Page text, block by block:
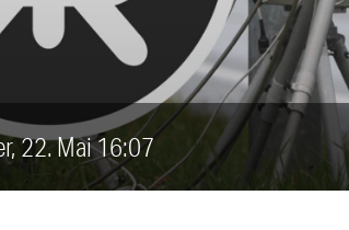
22. Mai 16:07